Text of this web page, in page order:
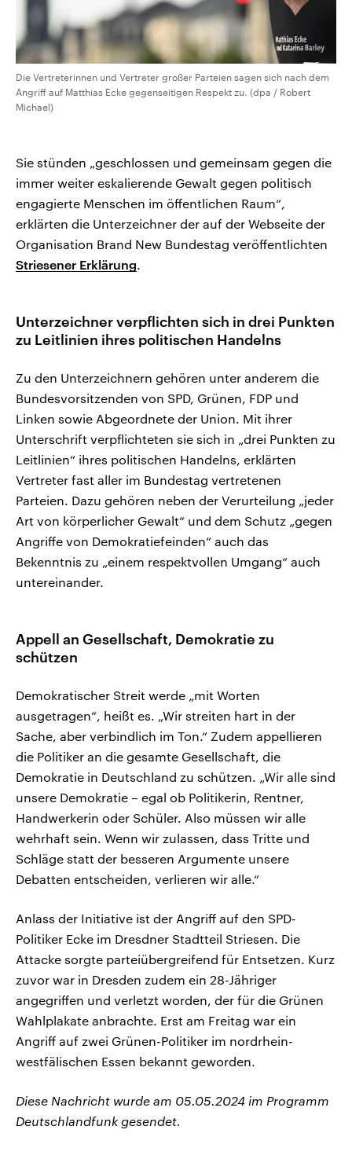
Die Vertreterinnen und Vertreter großer Parteien sagen sich nach dem
Angriff auf Matthias Ecke gegenseitigen Respekt zu. (dpa / Robert
Michael)
Sie stünden „geschlossen und gemeinsam gegen die
immer weiter eskalierende Gewalt gegen politisch
engagierte Menschen im öffentlichen Raum“,
erklärten die Unterzeichner der auf der Webseite der
Organisation Brand New Bundestag veröffentlichten
Striesener Erklärung.
Unterzeichner verpflichten sich in drei Punkten
zu Leitlinien ihres politischen Handelns
Zu den Unterzeichnern gehören unter anderem die
Bundesvorsitzenden von SPD, Grünen, FDP und
Linken sowie Abgeordnete der Union. Mit ihrer
Unterschrift verpflichteten sie sich in „drei Punkten zu
Leitlinien“ ihres politischen Handelns, erklärten
Vertreter fast aller im Bundestag vertretenen
Parteien. Dazu gehören neben der Verurteilung „jeder
Art von körperlicher Gewalt“ und dem Schutz „gegen
Angriffe von Demokratiefeinden“ auch das
Bekenntnis zu „einem respektvollen Umgang“ auch
untereinander.
Appell an Gesellschaft, Demokratie zu
schützen
Demokratischer Streit werde „mit Worten
ausgetragen“, heißt es. „Wir streiten hart in der
Sache, aber verbindlich im Ton.“ Zudem appellieren
die Politiker an die gesamte Gesellschaft, die
Demokratie in Deutschland zu schützen. „Wir alle sind
unsere Demokratie – egal ob Politikerin, Rentner,
Handwerkerin oder Schüler. Also müssen wir alle
wehrhaft sein. Wenn wir zulassen, dass Tritte und
Schläge statt der besseren Argumente unsere
Debatten entscheiden, verlieren wir alle.“
Anlass der Initiative ist der Angriff auf den SPD-
Politiker Ecke im Dresdner Stadtteil Striesen. Die
Attacke sorgte parteiübergreifend für Entsetzen. Kurz
zuvor war in Dresden zudem ein 28-Jähriger
angegriffen und verletzt worden, der für die Grünen
Wahlplakate anbrachte. Erst am Freitag war ein
Angriff auf zwei Grünen-Politiker im nordrhein-
westfälischen Essen bekannt geworden.
Diese Nachricht wurde am 05.05.2024 im Programm
Deutschlandfunk gesendet.